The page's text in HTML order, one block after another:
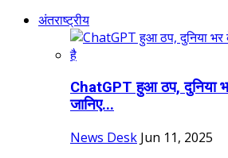
अंतराष्ट्रीय
ChatGPT हुआ ठप, दुनिया
जानिए...
News Desk Jun 11, 2025